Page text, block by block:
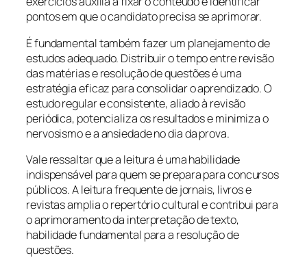
pontos em que o candidato precisa se aprimorar.
É fundamental também fazer um planejamento de
estudos adequado. Distribuir o tempo entre revisão
das matérias e resolução de questões é uma
estratégia eficaz para consolidar o aprendizado. O
estudo regular e consistente, aliado à revisão
periódica, potencializa os resultados e minimiza o
nervosismo e a ansiedade no dia da prova.
Vale ressaltar que a leitura é uma habilidade
indispensável para quem se prepara para concursos
públicos. A leitura frequente de jornais, livros e
revistas amplia o repertório cultural e contribui para
o aprimoramento da interpretação de texto,
habilidade fundamental para a resolução de
questões.